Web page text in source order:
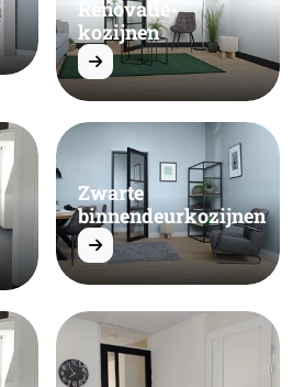
Renovatie-
kozijnen
Zwarte
binnendeurkozijnen